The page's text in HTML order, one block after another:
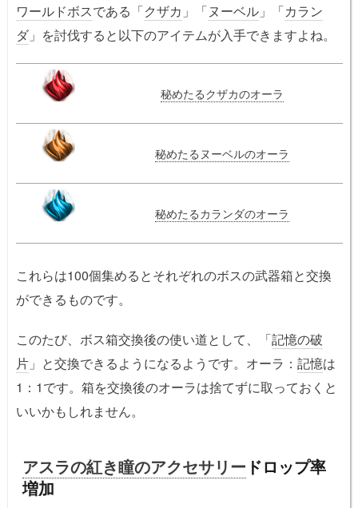
ワールドボスである「クザカ 」「ヌーベル 」「カラン
ダ 」を討伐すると以下のアイテムが入手できますよね。
秘めたるクザカのオーラ
秘めたるヌーベルのオーラ
秘めたるカランダのオーラ
これらは100個集めるとそれぞれのボスの武器箱と交換
ができるものです。
このたび、ボス箱交換後の使い道として、「記憶の破
片 」と交換できるようになるようです。オーラ： 記憶は
1：1です。箱を交換後のオーラは捨てずに取っておくと
いいかもしれません。
アスラの紅き瞳のアクセサリー ドロップ率
増加